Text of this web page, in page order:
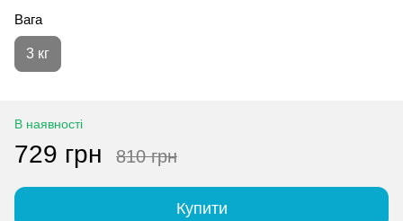
Вага
3 кг
В наявності
729 грн 810 грн
Купити